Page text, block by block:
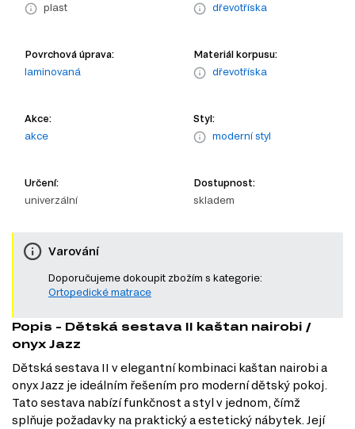
plast
dřevotříska
Povrchová úprava:
laminovaná
Materiál korpusu:
dřevotříska
Akce:
akce
Styl:
moderní styl
Určení:
univerzální
Dostupnost:
skladem
Varování
Doporučujeme dokoupit zbožím s kategorie:
Ortopedické matrace
Popis - Dětská sestava II kaštan nairobi /
onyx Jazz
Dětská sestava II v elegantní kombinaci kaštan nairobi a
onyx Jazz je ideálním řešením pro moderní dětský pokoj.
Tato sestava nabízí funkčnost a styl v jednom, čímž
splňuje požadavky na praktický a estetický nábytek. Její